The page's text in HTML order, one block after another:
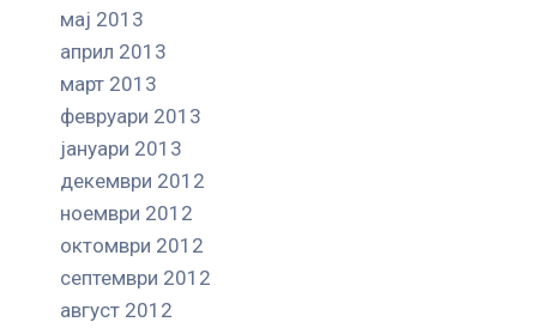
мај 2013
април 2013
март 2013
февруари 2013
јануари 2013
декември 2012
ноември 2012
октомври 2012
септември 2012
август 2012